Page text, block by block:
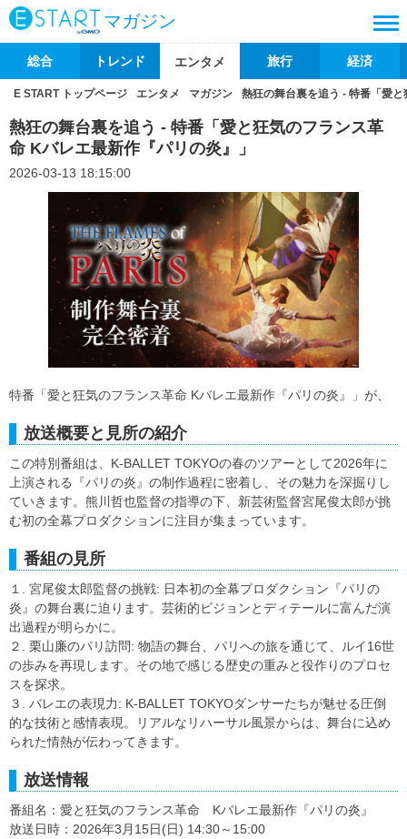
マガジン
総合 トレンド エンタメ 旅行 経済
E START トップページ エンタメ マガジン 熱狂の舞台裏を追う - 特番「愛
熱狂の舞台裏を追う - 特番「愛と狂気のフランス革
命 Kバレエ最新作『パリの炎』」
2026-03-13 18:15:00
特番「愛と狂気のフランス革命 Kバレエ最新作『パリの炎』」が、
放送概要と見所の紹介
この特別番組は、K-BALLET TOKYOの春のツアーとして2026年に
上演される『パリの炎』の制作過程に密着し、その魅力を深掘りし
ていきます。熊川哲也監督の指導の下、新芸術監督宮尾俊太郎が挑
む初の全幕プロダクションに注目が集まっています。
番組の見所
１. 宮尾俊太郎監督の挑戦: 日本初の全幕プロダクション『パリの
炎』の舞台裏に迫ります。芸術的ビジョンとディテールに富んだ演
出過程が明らかに。
２. 栗山廉のパリ訪問: 物語の舞台、パリへの旅を通じて、ルイ16世
の歩みを再現します。その地で感じる歴史の重みと役作りのプロセ
スを探求。
３. バレエの表現力: K-BALLET TOKYOダンサーたちが魅せる圧倒
的な技術と感情表現。リアルなリハーサル風景からは、舞台に込め
られた情熱が伝わってきます。
放送情報
番組名：愛と狂気のフランス革命 Kバレエ最新作『パリの炎』
放送日時：2026年3月15日(日) 14:30～15:00